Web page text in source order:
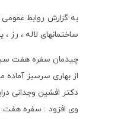
به گزارش روابط عمومی
ساختمانهای لاله ، رز
چیدمان سفره هفت سین
از بهاری سرسبز آماده
دکتر افشین وجدانی
وی افزود : سفره هفت